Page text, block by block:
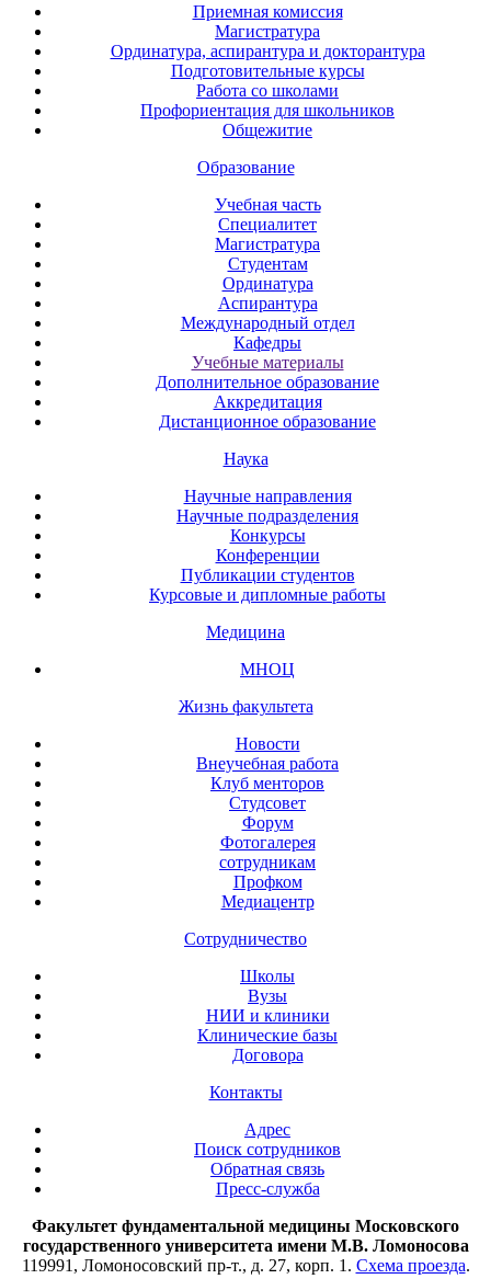
Приемная комиссия
Магистратура
Ординатура, аспирантура и докторантура
Подготовительные курсы
Работа со школами
Профориентация для школьников
Общежитие
Образование
Учебная часть
Специалитет
Магистратура
Студентам
Ординатура
Аспирантура
Международный отдел
Кафедры
Учебные материалы
Дополнительное образование
Аккредитация
Дистанционное образование
Наука
Научные направления
Научные подразделения
Конкурсы
Конференции
Публикации студентов
Курсовые и дипломные работы
Медицина
МНОЦ
Жизнь факультета
Новости
Внеучебная работа
Клуб менторов
Студсовет
Форум
Фотогалерея
сотрудникам
Профком
Медиацентр
Сотрудничество
Школы
Вузы
НИИ и клиники
Клинические базы
Договора
Контакты
Адрес
Поиск сотрудников
Обратная связь
Пресс-служба
Факультет фундаментальной медицины Московского
государственного университета имени М.В. Ломоносова
119991, Ломоносовский пр-т., д. 27, корп. 1. Схема проезда.